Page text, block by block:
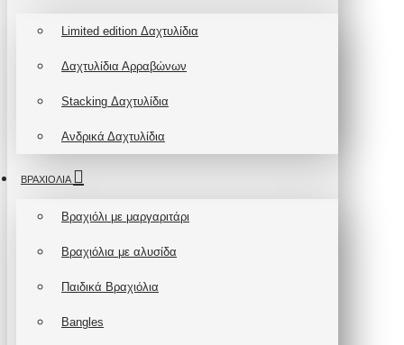
Limited edition Δαχτυλίδια
Δαχτυλίδια Αρραβώνων
Stacking Δαχτυλίδια
Ανδρικά Δαχτυλίδια
ΒΡΑΧΙΟΛΙΑ
Βραχιόλι με μαργαριτάρι
Βραχιόλια με αλυσίδα
Παιδικά Βραχιόλια
Bangles